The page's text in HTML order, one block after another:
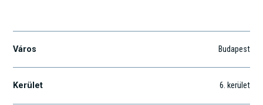
Város Budapest
Kerület 6. kerület